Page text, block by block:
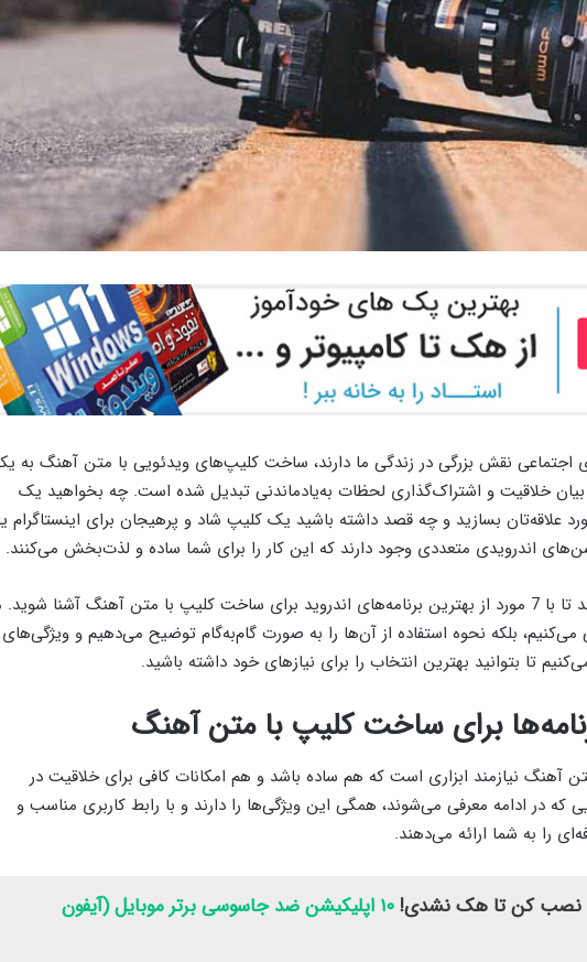
اجتماعی نقش بزرگی در زندگی ما دارند، ساخت کلیپ‌های ویدئویی با متن آهنگ به
خلاقیت و اشتراک‌گذاری لحظات به‌یادماندنی تبدیل شده است. چه بخواهید یک
علاقه‌تان بسازید و چه قصد داشته باشید یک کلیپ شاد و پرهیجان برای اینستاگرام
اندرویدی متعددی وجود دارند که این کار را برای شما ساده و لذت‌بخش می‌کنند.
این مقاله به شما کمک می‌کند تا با 7 مورد از بهترین برنامه‌های اندروید برای ساخت کلیپ با متن آهنگ آشنا
می‌کنیم، بلکه نحوه استفاده از آن‌ها را به صورت گام‌به‌گام توضیح می‌دهیم و ویژگی‌های
تا بتوانید بهترین انتخاب را برای نیازهای خود داشته باشید.
برای ساخت کلیپ با متن آهنگ
نیازمند ابزاری است که هم ساده باشد و هم امکانات کافی برای خلاقیت در
که در ادامه معرفی می‌شوند، همگی این ویژگی‌ها را دارند و با رابط کاربری مناسب و
را به شما ارائه می‌دهند.
نصب کن تا هک نشدی!
۱۰ اپلیکیشن ضد جاسوسی برتر موبایل (آیفون